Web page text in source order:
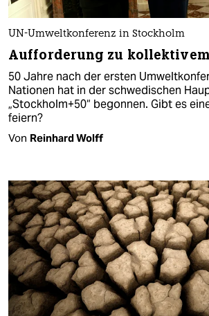
UN-Umweltkonferenz in Stockholm
Aufforderung zu
50 Jahre nach der ersten
Nationen hat in der schwedischen
„Stockholm+50“ begonnen. Gibt es
feiern?
Von Reinhard Wolff